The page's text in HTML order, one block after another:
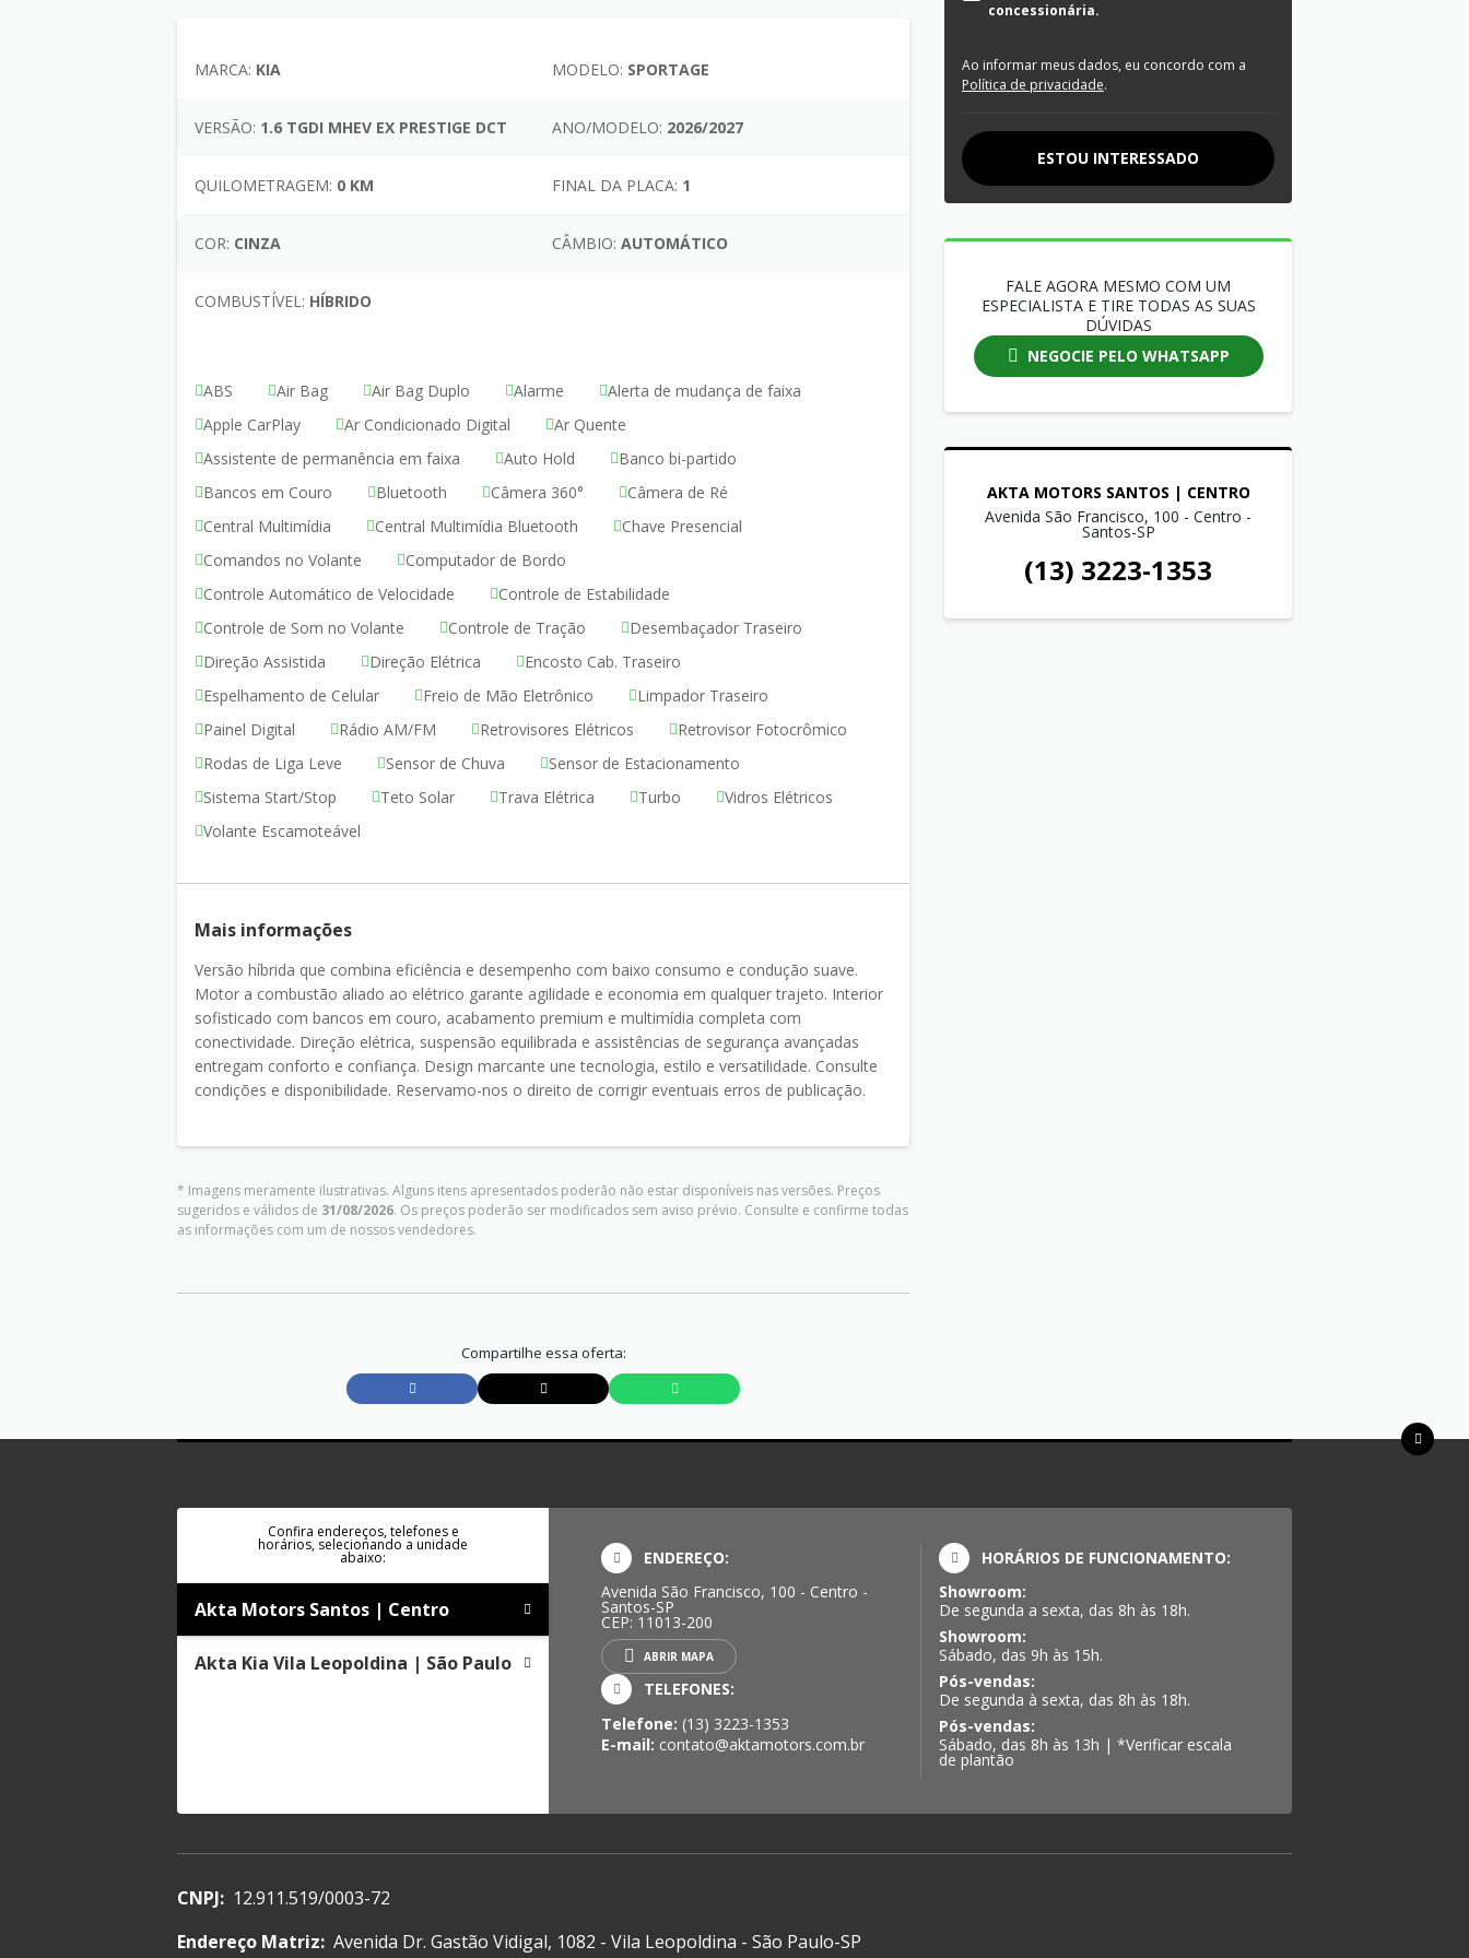
MARCA: KIA MODELO: SPORTAGE
VERSÃO: 1.6 TGDI MHEV EX PRESTIGE DCT ANO/MODELO: 2026/2027
QUILOMETRAGEM: 0 KM FINAL DA PLACA: 1
COR: CINZA CÂMBIO: AUTOMÁTICO
COMBUSTÍVEL: HÍBRIDO
ABS Air Bag Air Bag Duplo Alarme
Alerta de mudança de faixa
Apple CarPlay
Ar Condicionado Digital
Ar Quente
Assistente de permanência em faixa
Auto Hold
Banco bi-partido
Bancos em Couro
Bluetooth Câmera 360°
Câmera de Ré
Central Multimídia
Central Multimídia Bluetooth
Chave Presencial
Comandos no Volante
Computador de Bordo
Controle Automático de Velocidade
Controle de Estabilidade
Controle de Som no Volante
Controle de Tração
Desembaçador Traseiro
Direção Assistida
Direção Elétrica
Encosto Cab. Traseiro
Espelhamento de Celular
Freio de Mão Eletrônico
Limpador Traseiro
Painel Digital
Rádio AM/FM Retrovisores Elétricos
Retrovisor Fotocrômico
Rodas de Liga Leve
Sensor de Chuva
Sensor de Estacionamento
Sistema Start/Stop
Teto Solar Trava Elétrica Turbo
Vidros Elétricos
Volante Escamoteável
Mais informações
Versão híbrida que combina eficiência e desempenho com baixo consumo e condução suave.
Motor a combustão aliado ao elétrico garante agilidade e economia em qualquer trajeto. Interior
sofisticado com bancos em couro, acabamento premium e multimídia completa com
conectividade. Direção elétrica, suspensão equilibrada e assistências de segurança avançadas
entregam conforto e confiança. Design marcante une tecnologia, estilo e versatilidade. Consulte
condições e disponibilidade. Reservamo-nos o direito de corrigir eventuais erros de publicação.
* Imagens meramente ilustrativas. Alguns itens apresentados poderão não estar disponíveis nas versões. Preços
sugeridos e válidos de 31/08/2026. Os preços poderão ser modificados sem aviso prévio. Consulte e confirme todas
as informações com um de nossos vendedores.
Compartilhe essa oferta:
concessionária.
Ao informar meus dados, eu concordo com a
Política de privacidade.
ESTOU INTERESSADO
FALE AGORA MESMO COM UM
ESPECIALISTA E TIRE TODAS AS SUAS
DÚVIDAS
NEGOCIE PELO WHATSAPP
AKTA MOTORS SANTOS | CENTRO
Avenida São Francisco, 100 - Centro -
Santos-SP
(13) 3223-1353
Confira endereços, telefones e
horários, selecionando a unidade
abaixo:
Akta Motors Santos | Centro
Akta Kia Vila Leopoldina | São Paulo
ENDEREÇO:
Avenida São Francisco, 100 - Centro -
Santos-SP
CEP: 11013-200
ABRIR MAPA
TELEFONES:
Telefone: (13) 3223-1353
E-mail: contato@aktamotors.com.br
HORÁRIOS DE FUNCIONAMENTO:
Showroom:
De segunda a sexta, das 8h às 18h.
Showroom:
Sábado, das 9h às 15h.
Pós-vendas:
De segunda à sexta, das 8h às 18h.
Pós-vendas:
Sábado, das 8h às 13h | *Verificar escala
de plantão
CNPJ: 12.911.519/0003-72
Endereço Matriz: Avenida Dr. Gastão Vidigal, 1082 - Vila Leopoldina - São Paulo-SP